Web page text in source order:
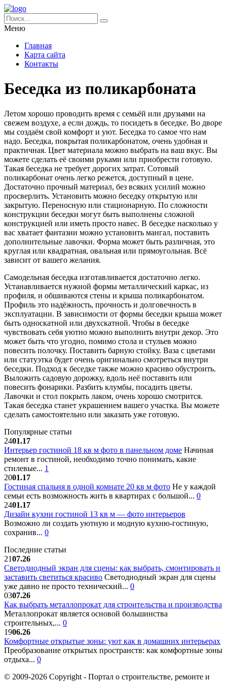
Меню
Главная
Карта сайта
Контакты
Беседка из поликарбоната
Летом хорошо проводить время с семьёй или друзьями на
свежем воздухе, а если дождь, то посидеть в беседке. Во дворе
мы создаём свой комфорт и уют. Беседка то самое что нам
надо. Беседка, покрытая поликарбонатом, очень удобная и
практичная. Цвет материала можно выбрать на ваш вкус. Вы
можете сделать её своими руками или приобрести готовую.
Такая беседка не требует дорогих затрат. Сотовый
поликарбонат очень легко режется, доступный в цене.
Достаточно прочный материал, без всяких усилий можно
просверлить. Установить можно беседку открытую или
закрытую. Переносную или стационарную. По сложности
конструкции беседки могут быть выполнены сложной
конструкцией или иметь просто навес. В беседке насколько у
вас хватает фантазии можно установить мангал, поставить
дополнительные лавочки. Форма может быть различная, это
круглая или квадратная, овальная или прямоугольная. Всё
зависит от вашего желания.
Самодельная беседка изготавливается достаточно легко.
Устанавливается нужной формы металлический каркас, из
профиля, и обшиваются стены и крыша поликарбонатом.
Профиль это надёжность, прочность и долговечность в
эксплуатации. В зависимости от формы беседки крыша может
быть односкатной или двухскатной. Чтобы в беседке
чувствовать себя уютно можно выполнить внутри декор. Это
может быть что угодно, помимо стола и стульев можно
повесить полочку. Поставить барную стойку. Ваза с цветами
или статуэтка будет очень оригинально смотреться внутри
беседки. Подход к беседке также можно красиво обустроить.
Выложить садовую дорожку, вдоль неё поставить или
повесить фонарики. Разбить клумбы, посадить цветы.
Лавочки и стол покрыть лаком, очень хорошо смотрится.
Такая беседка станет украшением вашего участка. Вы можете
сделать самостоятельно или заказать уже готовую.
Популярные статьи
2401.17
Интерьер гостиной 18 кв м фото в панельном доме Начиная
ремонт в гостиной, необходимо точно понимать, какие
стилевые... 1
2001.17
Гостиная спальня в одной комнате 20 кв м фото Не у каждой
семьи есть возможность жить в квартирах с большой... 0
2401.17
Дизайн кухни гостиной 13 кв м — фото интерьеров
Возможно ли создать уютную и модную кухню-гостиную,
сохранив... 0
Последние статьи
2107.26
Светодиодный экран для сцены: как выбрать, смонтировать и
заставить светиться красиво Светодиодный экран для сцены
уже давно не просто технический... 0
0307.26
Как выбрать металлопрокат для строительства и производства
Металлопрокат является основой большинства
строительных,... 0
1906.26
Комфортные открытые зоны: уют как в домашних интерьерах
Преобразование открытых пространств: как комфортные зоны
отдыха... 0
© 2009-2026 Copyright - Портал о строительстве, ремонте и